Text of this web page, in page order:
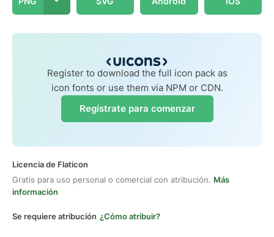
Register to download the full icon pack as
icon fonts or use them via NPM or CDN.
Regístrate para comenzar
Licencia de Flaticon
Gratis para uso personal o comercial con atribución. Más
información
Se requiere atribución ¿Cómo atribuir?